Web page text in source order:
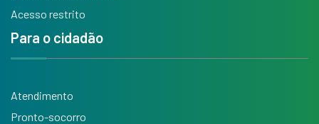
Acesso restrito
Para o cidadão
Atendimento
Pronto-socorro